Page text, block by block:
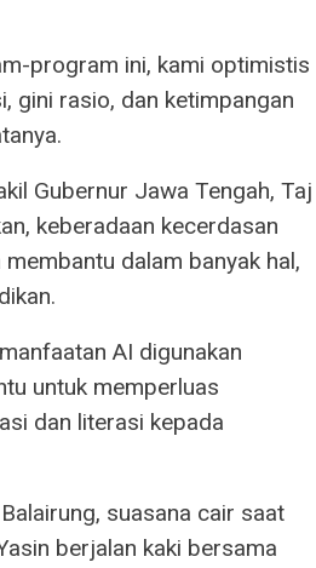
program ini, kami optimistis
gini rasio, dan ketimpangan
Gubernur Jawa Tengah, Taj
keberadaan kecerdasan
dalam banyak hal,
AI digunakan
untuk memperluas
dan literasi kepada
suasana cair saat
berjalan kaki bersama